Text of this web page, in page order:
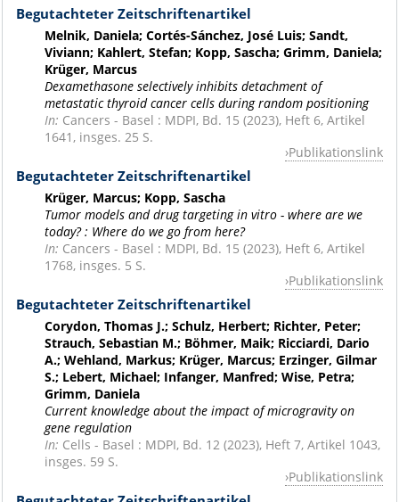
Begutachteter Zeitschriftenartikel
Melnik, Daniela; Cortés-Sánchez, José Luis; Sandt,
Viviann; Kahlert, Stefan; Kopp, Sascha; Grimm, Daniela;
Krüger, Marcus
Dexamethasone selectively inhibits detachment of
metastatic thyroid cancer cells during random positioning
In: Cancers - Basel : MDPI, Bd. 15 (2023), Heft 6, Artikel
1641, insges. 25 S.
Publikationslink
Begutachteter Zeitschriftenartikel
Krüger, Marcus; Kopp, Sascha
Tumor models and drug targeting in vitro - where are we
today? : Where do we go from here?
In: Cancers - Basel : MDPI, Bd. 15 (2023), Heft 6, Artikel
1768, insges. 5 S.
Publikationslink
Begutachteter Zeitschriftenartikel
Corydon, Thomas J.; Schulz, Herbert; Richter, Peter;
Strauch, Sebastian M.; Böhmer, Maik; Ricciardi, Dario
A.; Wehland, Markus; Krüger, Marcus; Erzinger, Gilmar
S.; Lebert, Michael; Infanger, Manfred; Wise, Petra;
Grimm, Daniela
Current knowledge about the impact of microgravity on
gene regulation
In: Cells - Basel : MDPI, Bd. 12 (2023), Heft 7, Artikel 1043,
insges. 59 S.
Publikationslink